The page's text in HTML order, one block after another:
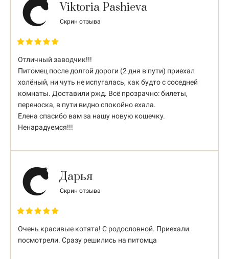
Viktoria Pashieva
Скрин отзыва
Отличный заводчик!!!
Питомец после долгой дороги (2 дня в пути) приехал
холёный, ни чуть не испугалась, как будто с соседней
комнаты. Доставили ржд. Всё прозрачно: билеты,
переноска, в пути видно спокойно ехала.
Елена спасибо вам за нашу новую кошечку.
Ненарадуемся!!!
Дарья
Скрин отзыва
Очень красивые котята! С родословной. Приехали
посмотрели. Сразу решились на питомца